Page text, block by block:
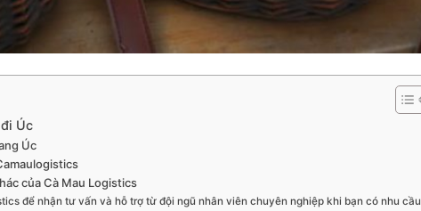
Úc
Úc
của Cà Mau Logistics
để nhận tư vấn và hỗ trợ từ đội ngũ nhân viên chuyên nghiệp khi bạn có nhu cầu